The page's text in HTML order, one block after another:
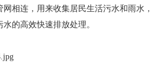
相连，用来收集居民生活污水和雨水
的高效快速排放处理。